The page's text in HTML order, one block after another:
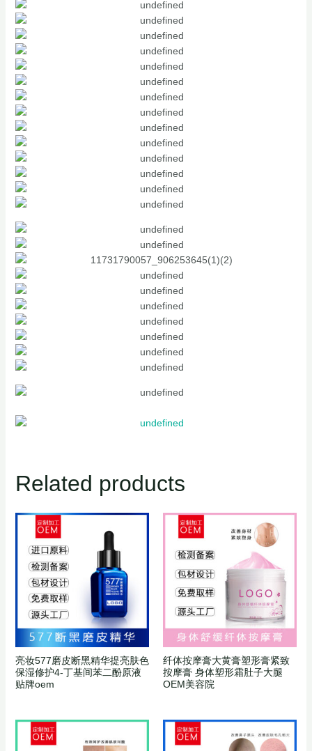
Related products
亮妆577磨皮断黑精华提亮肤色
保湿修护4-丁基间苯二酚原液
贴牌oem
纤体按摩膏大黄膏塑形膏紧致
按摩膏 身体塑形霜肚子大腿
OEM美容院